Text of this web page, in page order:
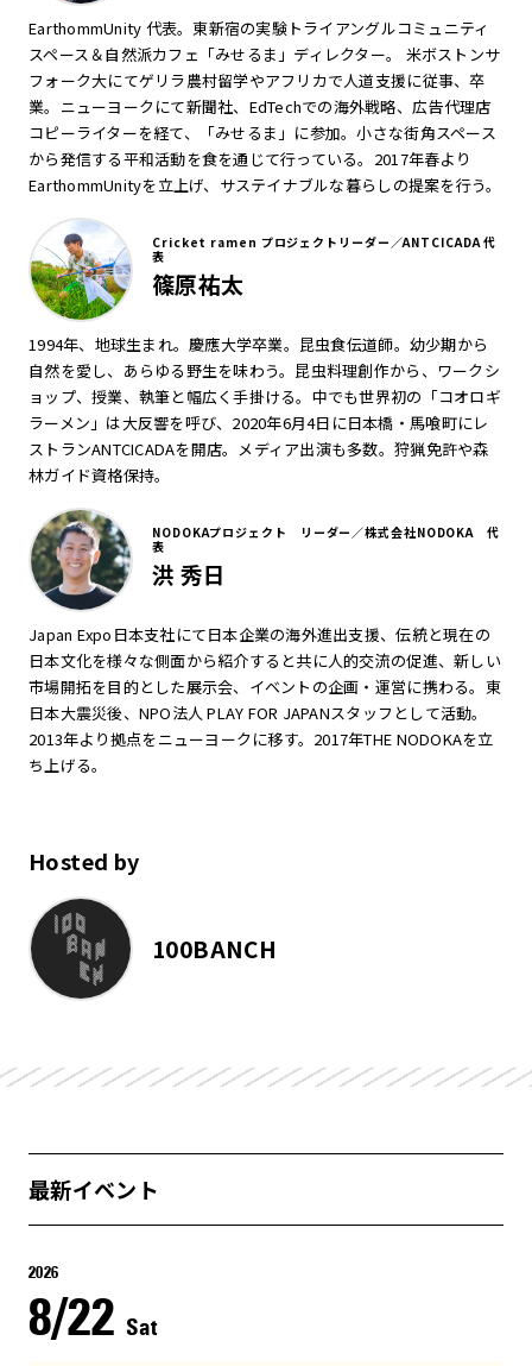
EarthommUnity 代表。東新宿の実験トライアングルコミュニティ
スペース＆自然派カフェ「みせるま」ディレクター。 米ボストンサ
フォーク大にてゲリラ農村留学やアフリカで人道支援に従事、卒
業。ニューヨークにて新聞社、EdTechでの海外戦略、広告代理店
コピーライターを経て、「みせるま」に参加。小さな街角スペース
から発信する平和活動を食を通じて行っている。2017年春より
EarthommUnityを立上げ、サステイナブルな暮らしの提案を行う。
Cricket ramen プロジェクトリーダー／ANTCICADA 代
表
篠原祐太
1994年、地球生まれ。慶應大学卒業。昆虫食伝道師。幼少期から
自然を愛し、あらゆる野生を味わう。昆虫料理創作から、ワークシ
ョップ、授業、執筆と幅広く手掛ける。中でも世界初の「コオロギ
ラーメン」は大反響を呼び、2020年6月4日に日本橋・馬喰町にレ
ストランANTCICADAを開店。メディア出演も多数。狩猟免許や森
林ガイド資格保持。
NODOKAプロジェクト リーダー／株式会社NODOKA 代
表
洪 秀日
Japan Expo日本支社にて日本企業の海外進出支援、伝統と現在の
日本文化を様々な側面から紹介すると共に人的交流の促進、新しい
市場開拓を目的とした展示会、イベントの企画・運営に携わる。東
日本大震災後、NPO法人 PLAY FOR JAPANスタッフとして活動。
2013年より拠点をニューヨークに移す。2017年THE NODOKAを立
ち上げる。
Hosted by
100BANCH
最新イベント
2026
8/22 Sat